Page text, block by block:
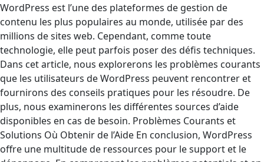
WordPress est l’une des plateformes de gestion de
contenu les plus populaires au monde, utilisée par des
millions de sites web. Cependant, comme toute
technologie, elle peut parfois poser des défis techniques.
Dans cet article, nous explorerons les problèmes courants
que les utilisateurs de WordPress peuvent rencontrer et
fournirons des conseils pratiques pour les résoudre. De
plus, nous examinerons les différentes sources d’aide
disponibles en cas de besoin. Problèmes Courants et
Solutions Où Obtenir de l’Aide En conclusion, WordPress
offre une multitude de ressources pour le support et le